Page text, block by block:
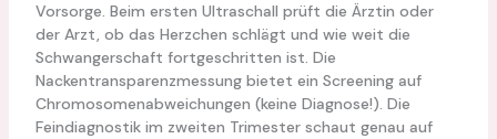
Vorsorge. Beim ersten Ultraschall prüft die Ärztin oder
der Arzt, ob das Herzchen schlägt und wie weit die
Schwangerschaft fortgeschritten ist. Die
Nackentransparenzmessung bietet ein Screening auf
Chromosomenabweichungen (keine Diagnose!). Die
Feindiagnostik im zweiten Trimester schaut genau auf